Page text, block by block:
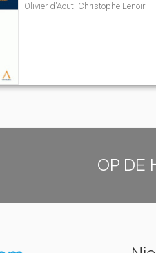
Olivier d'Aout, Christophe Lenoir
OP DE